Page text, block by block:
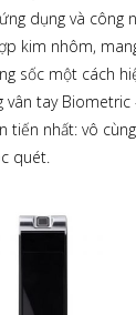
dụng và công
kim nhôm,
sốc một cách
vân tay Biometric
tiến nhất: vô
quét.